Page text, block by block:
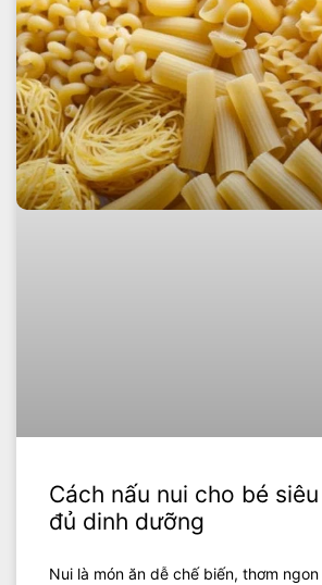
Cách nấu nui cho bé
đủ dinh dưỡng
Nui là món ăn dễ chế biến, thơm